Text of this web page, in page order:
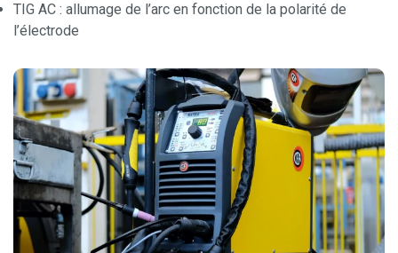
TIG AC : allumage de l’arc en fonction de la polarité de
l’électrode